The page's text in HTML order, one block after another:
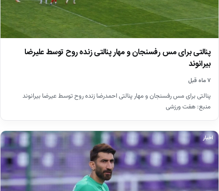
پنالتی برای مس رفسنجان و مهار پنالتی زنده روح توسط علیرضا
بیرانوند
۷ ماه قبل
پنالتی برای مس رفسنجان و مهار پنالتی احمدرضا زنده روح توسط عیرضا بیرانوند
منبع: هفت ورزشی
اخبار